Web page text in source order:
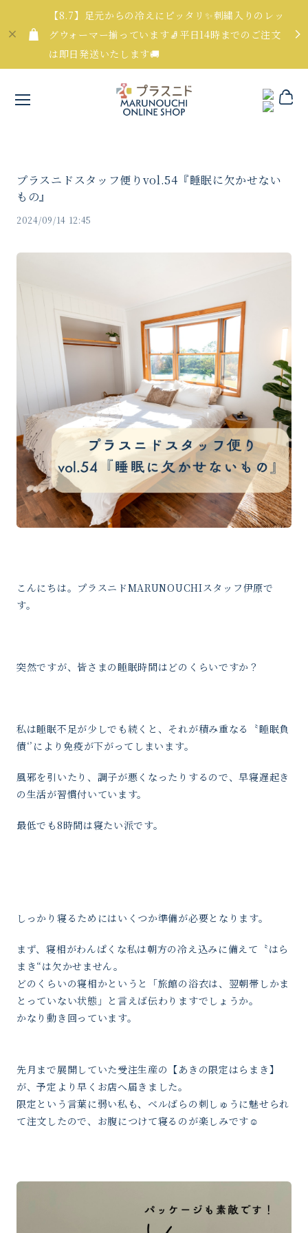
【8.7】足元からの冷えにピッタリ✨刺繍入りのレッ
グウォーマー揃っています🧦平日14時までのご注文
は即日発送いたします🚚
プラスニドスタッフ便りvol.54『睡眠に欠かせない
もの』
2024/09/14 12:45
こんにちは。プラスニドMARUNOUCHIスタッフ伊原で
す。
突然ですが、皆さまの睡眠時間はどのくらいですか？
私は睡眠不足が少しでも続くと、それが積み重なる〝睡眠負
債‘’により免疫が下がってしまいます。
風邪を引いたり、調子が悪くなったりするので、早寝遅起き
の生活が習慣付いています。
最低でも8時間は寝たい派です。
しっかり寝るためにはいくつか準備が必要となります。
まず、寝相がわんぱくな私は朝方の冷え込みに備えて〝はら
まき“は欠かせません。
どのくらいの寝相かというと「旅館の浴衣は、翌朝帯しかま
とっていない状態」と言えば伝わりますでしょうか。
かなり動き回っています。
先月まで展開していた受注生産の【あきの限定はらまき】
が、予定より早くお店へ届きました。
限定という言葉に弱い私も、ベルばらの刺しゅうに魅せられ
て注文したので、お腹につけて寝るのが楽しみです☺️